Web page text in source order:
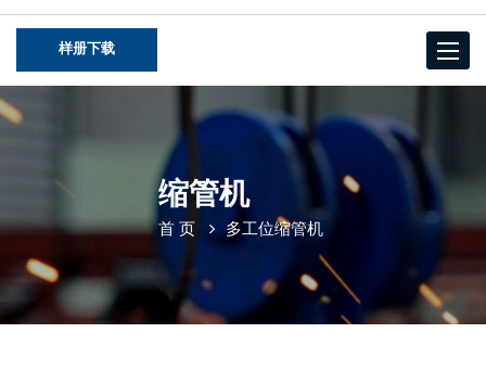
Toggle
样册下载
缩管机
首 页 多工位缩管机